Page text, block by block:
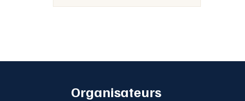
Organisateurs